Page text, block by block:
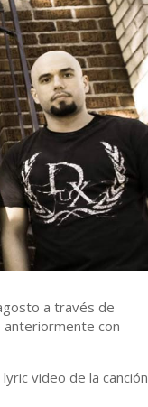
a través de
anteriormente con
video de la canción